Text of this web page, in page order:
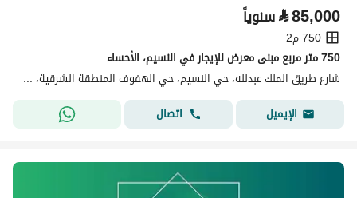
⃁85,000 سنوياً
750 م2
750 متر مربع مبنى معرض للإيجار في النسيم، الأحساء
شارع طريق الملك عبدلله، حي النسيم، حي الهفوف المنطقة الشرقية، الأحساء
الإيميل
اتصال